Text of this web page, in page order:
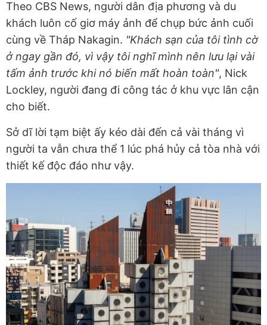
Theo CBS News, người dân địa phương và du
khách luôn cố giơ máy ảnh để chụp bức ảnh cuối
cùng về Tháp Nakagin. "Khách sạn của tôi tình cờ
ở ngay gần đó, vì vậy tôi nghĩ mình nên lưu lại vài
tấm ảnh trước khi nó biến mất hoàn toàn", Nick
Lockley, người đang đi công tác ở khu vực lân cận
cho biết.
Sở dĩ lời tạm biệt ấy kéo dài đến cả vài tháng vì
người ta vẫn chưa thể 1 lúc phá hủy cả tòa nhà với
thiết kế độc đáo như vậy.